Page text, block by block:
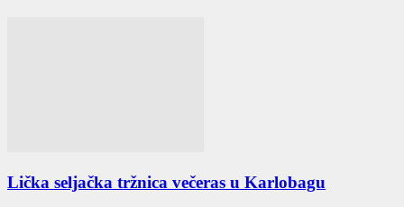
Lička seljačka tržnica večeras u Karlobagu